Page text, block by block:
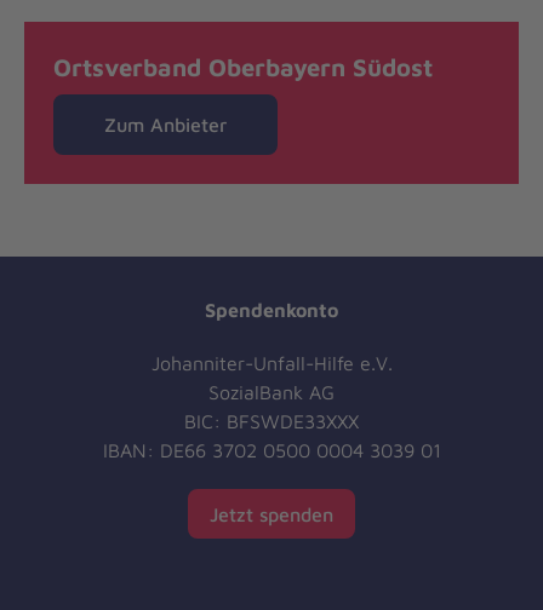
Ortsverband Oberbayern Südost
Zum Anbieter
Spendenkonto
Johanniter-Unfall-Hilfe e.V.
SozialBank AG
BIC: BFSWDE33XXX
IBAN: DE66 3702 0500 0004 3039 01
Jetzt spenden